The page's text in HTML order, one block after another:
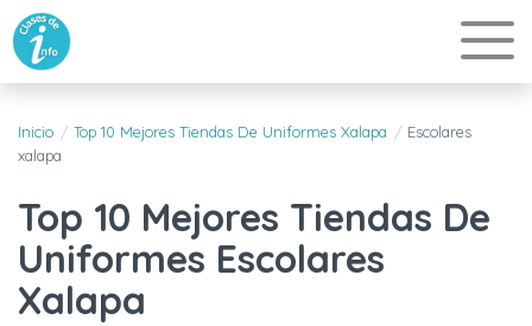
Inicio Top 10 Mejores Tiendas De Uniformes Xalapa
Escolares
xalapa
Top 10 Mejores Tiendas De
Uniformes Escolares
Xalapa